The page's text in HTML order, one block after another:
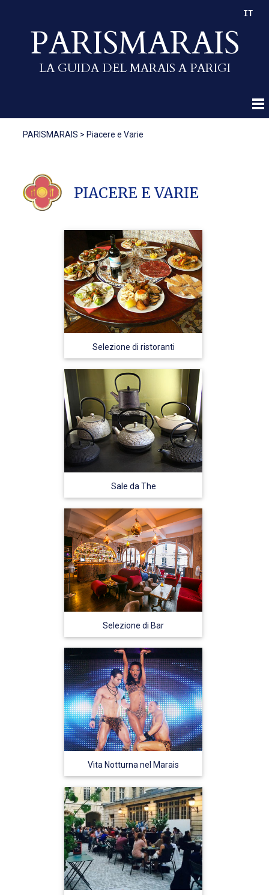
PARISMARAIS
LA GUIDA DEL MARAIS A PARIGI
IT
PARISMARAIS > Piacere e Varie
PIACERE E VARIE
Selezione di ristoranti
Sale da The
Selezione di Bar
Vita Notturna nel Marais